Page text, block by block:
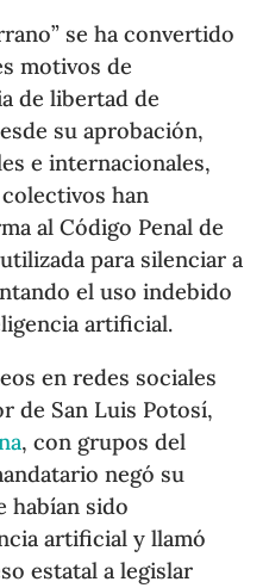
se ha convertido
motivos de
de libertad de
su aprobación,
e internacionales,
han
al Código Penal de
para silenciar a
el uso indebido
artificial.
en redes sociales
de San Luis Potosí,
, con grupos del
negó su
habían sido
artificial y llamó
estatal a legislar